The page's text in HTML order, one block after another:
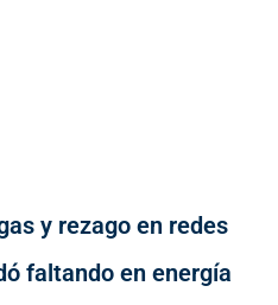
y rezago en redes
faltando en energía